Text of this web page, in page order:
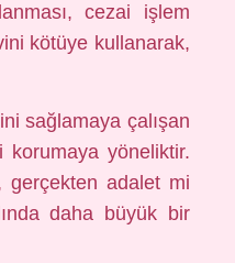
cezai işlem
kötüye kullanarak,
sağlamaya çalışan
korumaya yöneliktir.
gerçekten adalet mi
daha büyük bir